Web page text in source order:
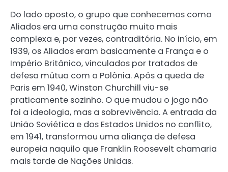
Do lado oposto, o grupo que conhecemos como
Aliados era uma construção muito mais
complexa e, por vezes, contraditória. No início, em
1939, os Aliados eram basicamente a França e o
Império Britânico, vinculados por tratados de
defesa mútua com a Polônia. Após a queda de
Paris em 1940, Winston Churchill viu-se
praticamente sozinho. O que mudou o jogo não
foi a ideologia, mas a sobrevivência. A entrada da
União Soviética e dos Estados Unidos no conflito,
em 1941, transformou uma aliança de defesa
europeia naquilo que Franklin Roosevelt chamaria
mais tarde de Nações Unidas.